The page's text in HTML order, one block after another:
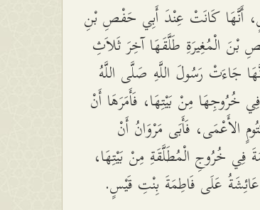
أَنَّهَا كَانَتْ عِنْدَ أَبِي حَفْصِ بْنِ
بْنَ الْمُغِيرَةِ طَلَّقَهَا آخِرَ ثَلاَثِ
جَاءَتْ رَسُولَ اللَّهِ صَلَّى اللَّهُ
خُرُوجِهَا مِنْ بَيْتِهَا، فَأَمَرَهَا أَنْ
الأَعْمَى، فَأَبَى مَرْوَانُ أَنْ
خُرُوجِ الْمُطَلَّقَةِ مِنْ بَيْتِهَا،
عَلَى فَاطِمَةَ بِنْتِ قَيْسٍ.